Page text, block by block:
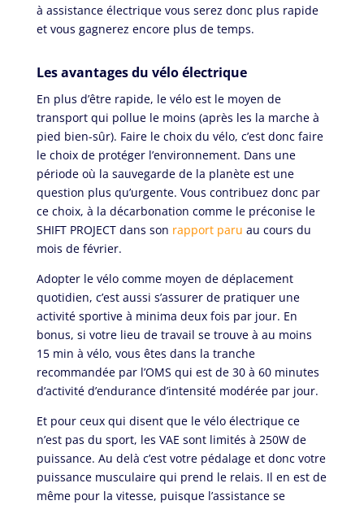
à assistance électrique vous serez donc plus rapide
et vous gagnerez encore plus de temps.
Les avantages du vélo électrique
En plus d’être rapide, le vélo est le moyen de
transport qui pollue le moins (après les la marche à
pied bien-sûr). Faire le choix du vélo, c’est donc faire
le choix de protéger l’environnement. Dans une
période où la sauvegarde de la planète est une
question plus qu’urgente. Vous contribuez donc par
ce choix, à la décarbonation comme le préconise le
SHIFT PROJECT dans son rapport paru au cours du
mois de février.
Adopter le vélo comme moyen de déplacement
quotidien, c’est aussi s’assurer de pratiquer une
activité sportive à minima deux fois par jour. En
bonus, si votre lieu de travail se trouve à au moins
15 min à vélo, vous êtes dans la tranche
recommandée par l’OMS qui est de 30 à 60 minutes
d’activité d’endurance d’intensité modérée par jour.
Et pour ceux qui disent que le vélo électrique ce
n’est pas du sport, les VAE sont limités à 250W de
puissance. Au delà c’est votre pédalage et donc votre
puissance musculaire qui prend le relais. Il en est de
même pour la vitesse, puisque l’assistance se